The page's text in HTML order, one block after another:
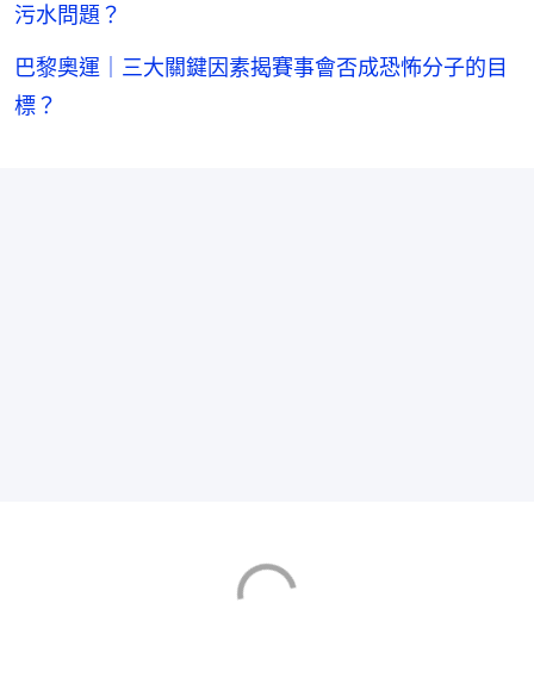
污水問題？
巴黎奧運｜三大關鍵因素揭賽事會否成恐怖分子的目
標？